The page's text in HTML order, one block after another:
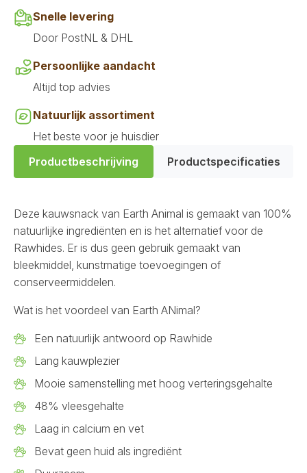
Snelle levering
Door PostNL & DHL
Persoonlijke aandacht
Altijd top advies
Natuurlijk assortiment
Het beste voor je huisdier
Productbeschrijving
Productspecificaties
Deze kauwsnack van Earth Animal is gemaakt van 100%
natuurlijke ingrediënten en is het alternatief voor de
Rawhides. Er is dus geen gebruik gemaakt van
bleekmiddel, kunstmatige toevoegingen of
conserveermiddelen.
Wat is het voordeel van Earth ANimal?
Een natuurlijk antwoord op Rawhide
Lang kauwplezier
Mooie samenstelling met hoog verteringsgehalte
48% vleesgehalte
Laag in calcium en vet
Bevat geen huid als ingrediënt